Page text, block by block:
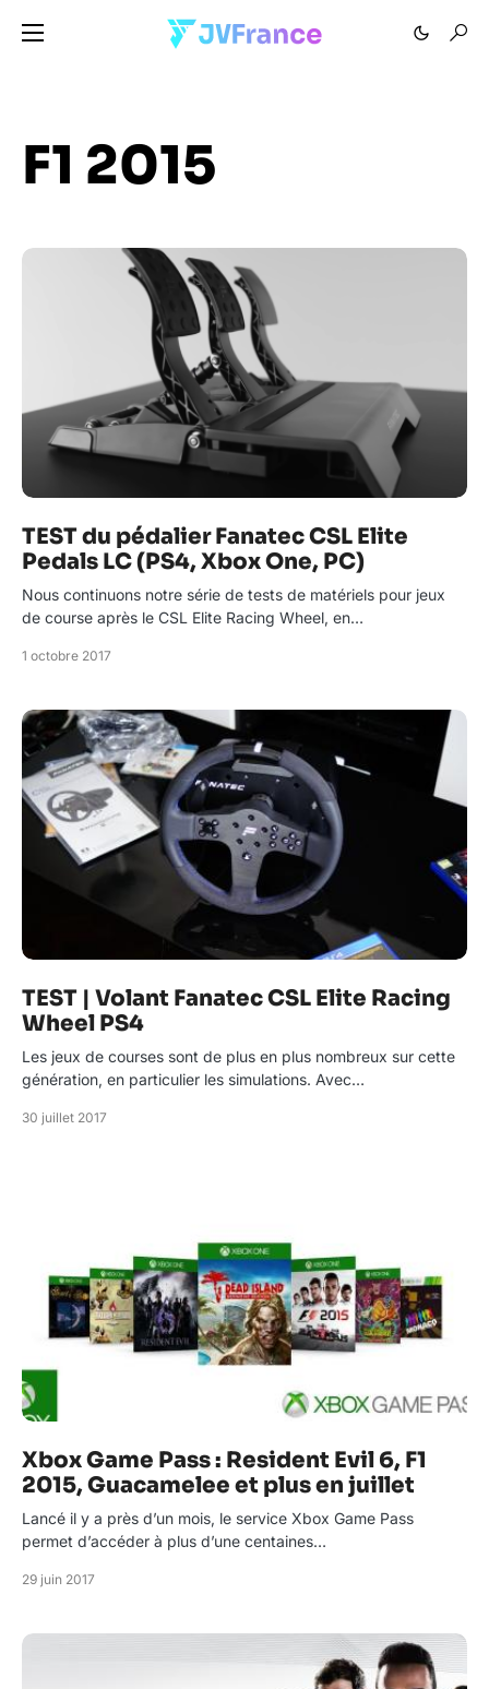
F1 2015
TEST du pédalier Fanatec CSL Elite
Pedals LC (PS4, Xbox One, PC)
Nous continuons notre série de tests de matériels pour jeux
de course après le CSL Elite Racing Wheel, en…
1 octobre 2017
TEST | Volant Fanatec CSL Elite Racing
Wheel PS4
Les jeux de courses sont de plus en plus nombreux sur cette
génération, en particulier les simulations. Avec…
30 juillet 2017
Xbox Game Pass : Resident Evil 6, F1
2015, Guacamelee et plus en juillet
Lancé il y a près d’un mois, le service Xbox Game Pass
permet d’accéder à plus d’une centaines…
29 juin 2017